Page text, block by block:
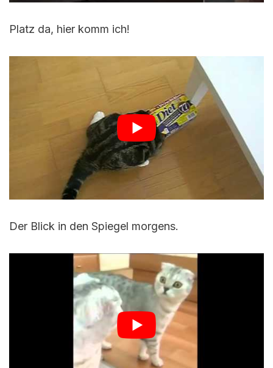
Platz da, hier komm ich!
Der Blick in den Spiegel morgens.